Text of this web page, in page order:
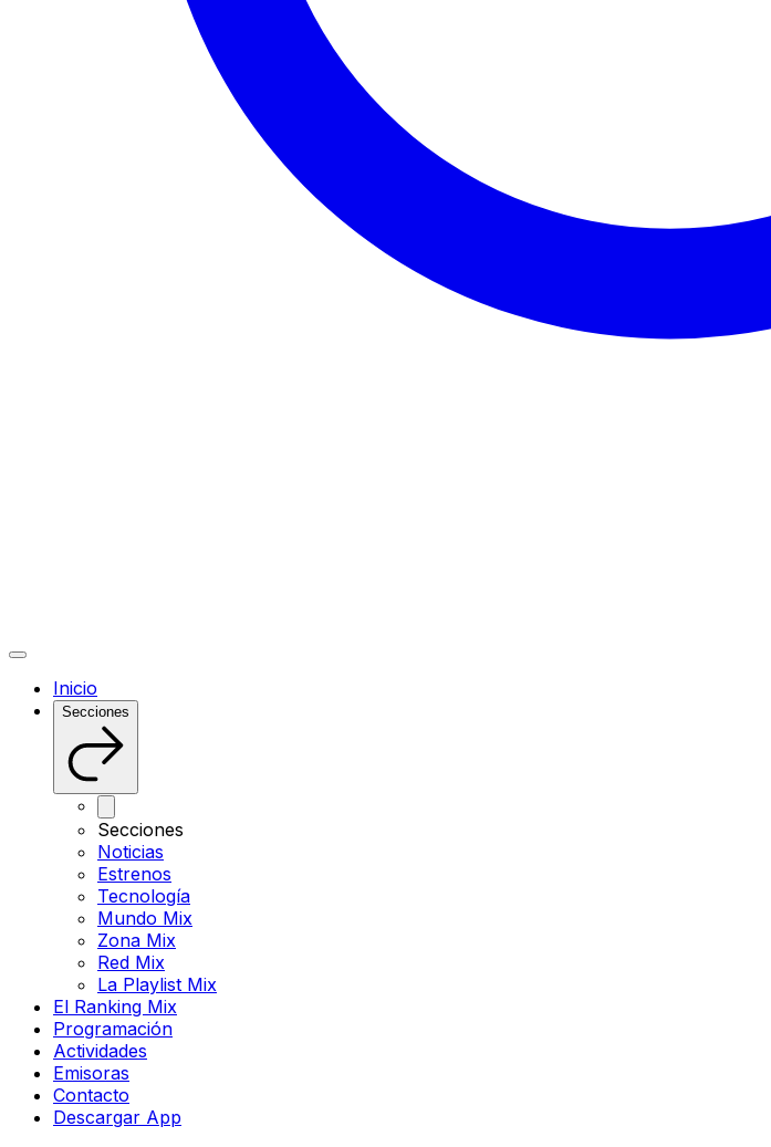
Inicio
Secciones
Secciones
Noticias
Estrenos
Tecnología
Mundo Mix
Zona Mix
Red Mix
La Playlist Mix
El Ranking Mix
Programación
Actividades
Emisoras
Contacto
Descargar App